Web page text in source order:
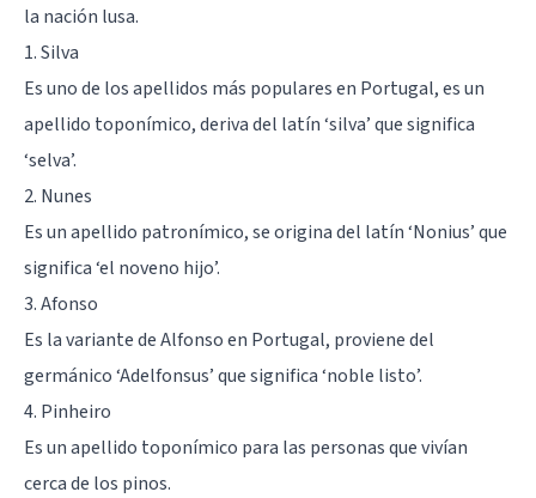
la nación lusa.
1. Silva
Es uno de los apellidos más populares en Portugal, es un
apellido toponímico, deriva del latín ‘silva’ que significa
‘selva’.
2. Nunes
Es un apellido patronímico, se origina del latín ‘Nonius’ que
significa ‘el noveno hijo’.
3. Afonso
Es la variante de Alfonso en Portugal, proviene del
germánico ‘Adelfonsus’ que significa ‘noble listo’.
4. Pinheiro
Es un apellido toponímico para las personas que vivían
cerca de los pinos.